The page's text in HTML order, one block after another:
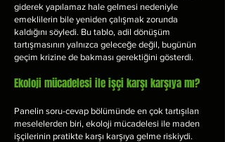
giderek yapılamaz hale gelmesi nedeniyle
emeklilerin bile yeniden çalışmak zorunda
kaldığını söyledi. Bu tablo, adil dönüşüm
tartışmasının yalnızca geleceğe değil, bugünün
geçim krizine de bakması gerektiğini gösterdi.
Ekoloji mücadelesi ile işçi karşı karşıya mı?
Panelin soru-cevap bölümünde en çok tartışılan
meselelerden biri, ekoloji mücadelesi ile maden
işçilerinin pratikte karşı karşıya gelme riskiydi.